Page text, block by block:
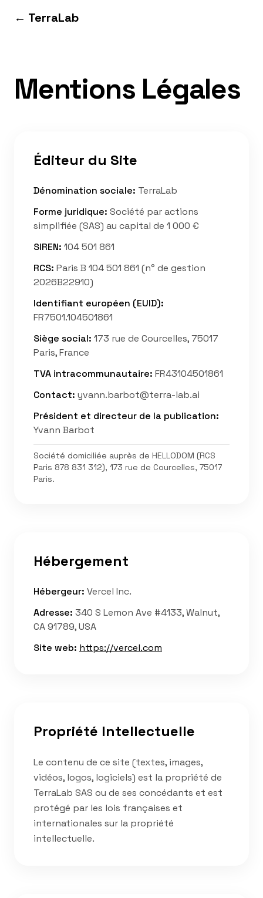
← TerraLab
Mentions Légales
Éditeur du Site
Dénomination sociale: TerraLab
Forme juridique: Société par actions
simplifiée (SAS) au capital de 1 000 €
SIREN: 104 501 861
RCS: Paris B 104 501 861 (n° de gestion
2026B22910)
Identifiant européen (EUID):
FR7501.104501861
Siège social: 173 rue de Courcelles, 75017
Paris, France
TVA intracommunautaire: FR43104501861
Contact: yvann.barbot@terra-lab.ai
Président et directeur de la publication:
Yvann Barbot
Société domiciliée auprès de HELLODOM (RCS
Paris 878 831 312), 173 rue de Courcelles, 75017
Paris.
Hébergement
Hébergeur: Vercel Inc.
Adresse: 340 S Lemon Ave #4133, Walnut,
CA 91789, USA
Site web: https://vercel.com
Propriété Intellectuelle
Le contenu de ce site (textes, images,
vidéos, logos, logiciels) est la propriété de
TerraLab SAS ou de ses concédants et est
protégé par les lois françaises et
internationales sur la propriété
intellectuelle.